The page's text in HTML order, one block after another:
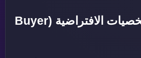
1- ما هي الشخصيات الافتراضية (Buyer